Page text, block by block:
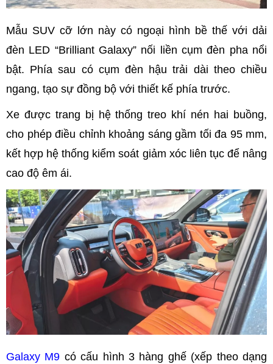
Mẫu SUV cỡ lớn này có ngoại hình bề thế với dải
đèn LED “Brilliant Galaxy” nối liền cụm đèn pha nổi
bật. Phía sau có cụm đèn hậu trải dài theo chiều
ngang, tạo sự đồng bộ với thiết kế phía trước.
Xe được trang bị hệ thống treo khí nén hai buồng,
cho phép điều chỉnh khoảng sáng gầm tối đa 95 mm,
kết hợp hệ thống kiểm soát giảm xóc liên tục để nâng
cao độ êm ái.
Galaxy M9 có cấu hình 3 hàng ghế (xếp theo dạng